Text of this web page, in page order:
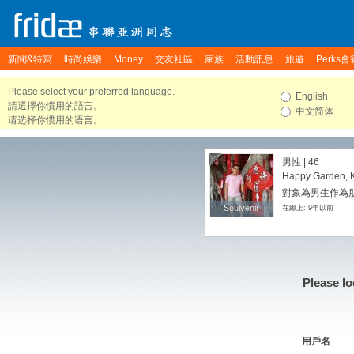
新聞&特寫 時尚娛樂 Money 交友社區 家族 活動訊息 旅遊 Perks會
Please select your preferred language.
請選擇你慣用的語言。
请选择你惯用的语言。
English
中文简体
Soulvenir
Soulvenir
男性 | 46
Happy Garden,
對象為男生作為
在線上: 9年以前
Please
用戶名